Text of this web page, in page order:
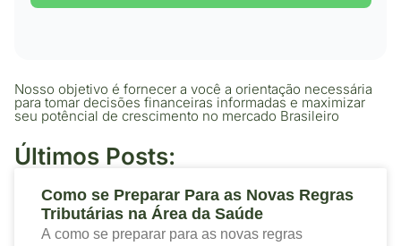
Nosso objetivo é fornecer a você a orientação necessária
para tomar decisões financeiras informadas e maximizar
seu potêncial de crescimento no mercado Brasileiro
Últimos Posts:
Como se Preparar Para as Novas Regras
Tributárias na Área da Saúde
A como se preparar para as novas regras